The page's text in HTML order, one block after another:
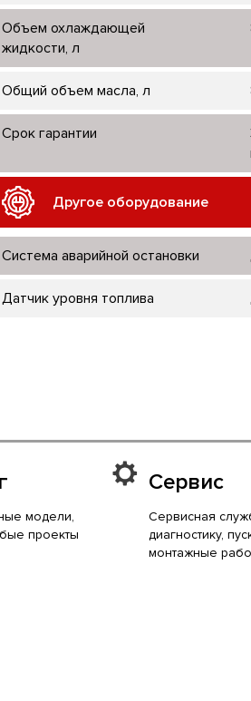
Объем охлаждающей
жидкости, л
Общий объем масла, л
Срок гарантии
Другое оборудование
Система аварийной остановки
Датчик уровня топлива
модели,
проекты
Сервис
Сервисная
диагностику,
монтажные